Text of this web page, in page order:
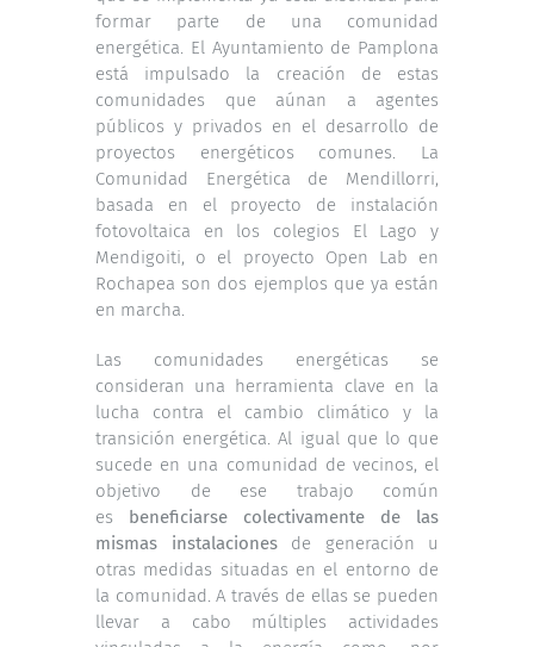
formar parte de una comunidad
energética. El Ayuntamiento de Pamplona
está impulsado la creación de estas
comunidades que aúnan a agentes
públicos y privados en el desarrollo de
proyectos energéticos comunes. La
Comunidad Energética de Mendillorri,
basada en el proyecto de instalación
fotovoltaica en los colegios El Lago y
Mendigoiti, o el proyecto Open Lab en
Rochapea son dos ejemplos que ya están
en marcha.
Las comunidades energéticas se
consideran una herramienta clave en la
lucha contra el cambio climático y la
transición energética. Al igual que lo que
sucede en una comunidad de vecinos, el
objetivo de ese trabajo común
es beneficiarse colectivamente de las
mismas instalaciones de generación u
otras medidas situadas en el entorno de
la comunidad. A través de ellas se pueden
llevar a cabo múltiples actividades